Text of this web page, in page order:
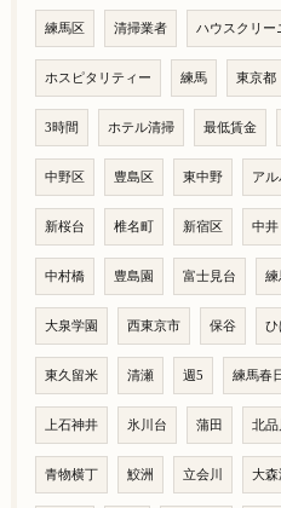
練馬区 清掃業者 ハウスクリー
ホスピタリティー 練馬 東京都
3時間 ホテル清掃 最低賃金
中野区 豊島区 東中野 アル
新桜台 椎名町 新宿区 中井
中村橋 豊島園 富士見台 練
大泉学園 西東京市 保谷 ひ
東久留米 清瀬 週5 練馬春
上石神井 氷川台 蒲田 北品
青物横丁 鮫洲 立会川 大森